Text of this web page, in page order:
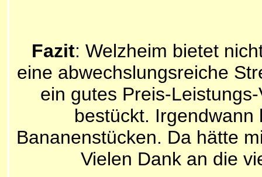
Fazit: Welzheim bietet
eine abwechslungsreiche
ein gutes Preis-
bestückt.
Bananenstücken. Da hätte
Vielen Dank an die